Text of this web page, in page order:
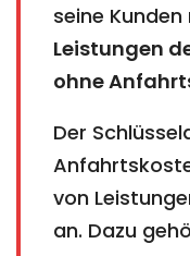
seine
Leistungen
ohne
Der
von
an. Dazu